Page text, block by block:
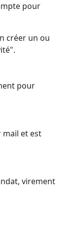
pour
créer un ou
pour
mail et est
virement